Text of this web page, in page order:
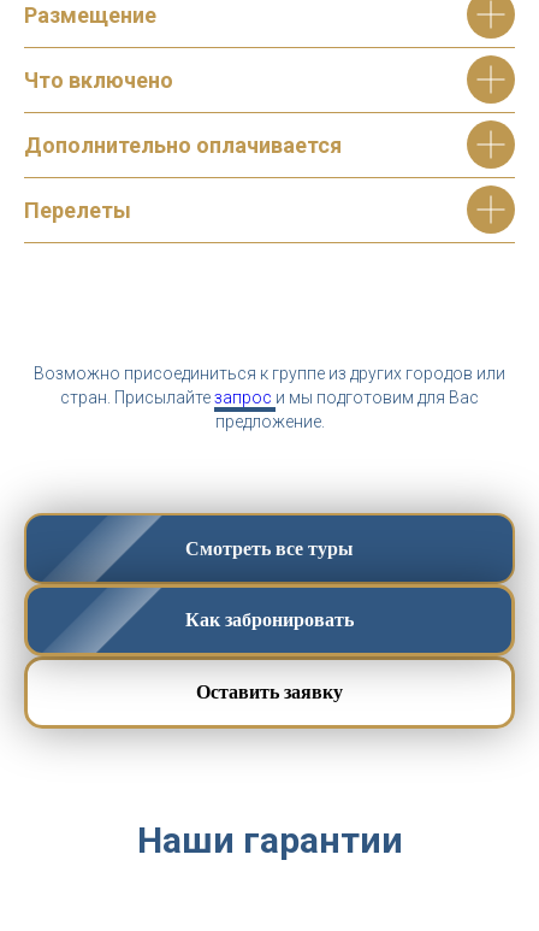
Размещение
Что включено
Дополнительно оплачивается
Перелеты
Возможно присоединиться к группе из других городов или
стран. Присылайтезапрос и мы подготовим для Вас
предложение.
Смотреть все туры
Как забронировать
Оставить заявку
Наши гарантии